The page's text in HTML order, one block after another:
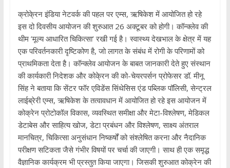
क्रोके्रन इंडिया नेटवर्क की पहल पर एम्स, ऋषिकेश में आयोजित हो रहे
इस दो दिवसीय आयोजन की शुरुआत 26 अक्टूबर को होगी। कॉन्क्लेव की
थीम ’मूल्य आधारित चिकित्सा’ रखी गई है। स्वास्थ्य देखभाल के क्षेत्र में यह
एक परिवर्तनकारी दृष्टिकोण है, जो लागत के संबंध में रोगी के परिणामों को
प्राथमिकता देता है। कॉन्क्लेव आयोजन के बाबत जानकारी देते हुए संस्थान
की कार्यकारी निदेशक और कोके्रन की को-चेयरपर्सन प्रोफेसर डॉ. मीनू
सिंह ने बताया कि सेंटर फॉर एविडेंस सिंथेसिस एंड पब्लिक पॉलिसी, सेन्ट्रल
लाईब्रेरी एम्स, ऋषिकेश के तत्वावधान में आयोजित हो रहे इस आयोजन में
कोक्रेन प्रोटोकॉल विकास, व्यवस्थित समीक्षा और मेटा-विश्लेषण, मेडिकल
डेटाबेस और साहित्य खोज, डेटा प्रबंधन और विश्लेषण, साक्ष्य अंतराल
मानचित्र, चिकित्सा अनुसंधान निष्कर्षों को संश्लेषित करना और नैदानिक
परीक्षण सटिकता जैसे गंभीर विषयों पर चर्चा की जाएगी। साथ ही एक समृद्ध
वैज्ञानिक कार्यक्रम भी प्रस्तुत किया जाएगा। जिसकी शुरुआत कोक्रेन की